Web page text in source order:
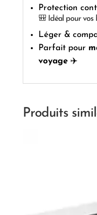
Protection
🎒 Idéal pour vos
Léger &
Parfait pour
voyage✈️
Produits